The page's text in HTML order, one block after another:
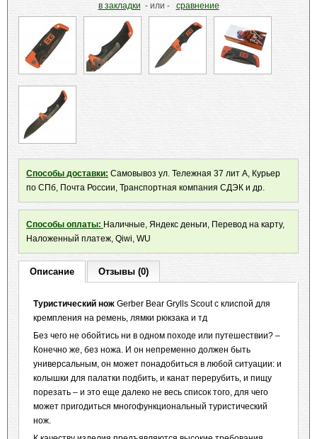
в закладки - или - сравнение
Способы доставки: Самовывоз ул. Тележная 37 лит А, Курьер
по СПб, Почта России, Транспортная компания СДЭК и др.
Способы оплаты: Наличные, Яндекс деньги, Перевод на карту,
Наложенный платеж, Qiwi, WU
Описание Отзывы (0)
Туристический нож Gerber Bear Grylls Scout с клиспой для
кремпления на ремень, лямки рюкзака и тд
Без чего не обойтись ни в одном походе или путешествии? –
Конечно же, без ножа. И он непременно должен быть
универсальным, он может понадобиться в любой ситуации: и
колышки для палатки подбить, и канат перерубить, и пищу
порезать – и это еще далеко не весь список того, для чего
может пригодиться многофункциональный туристический
нож.